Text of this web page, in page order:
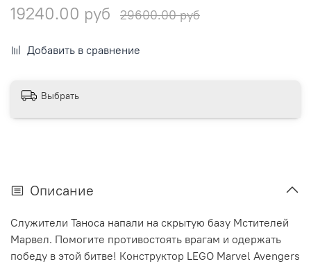
19240.00 руб
29600.00 руб
Добавить в сравнение
Выбрать
Описание
Служители Таноса напали на скрытую базу Мстителей
Марвел. Помогите противостоять врагам и одержать
победу в этой битве! Конструктор LEGO Marvel Avengers